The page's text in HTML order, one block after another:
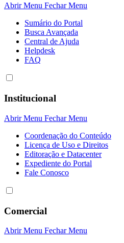
Abrir Menu Fechar Menu
Sumário do Portal
Busca Avançada
Central de Ajuda
Helpdesk
FAQ
Institucional
Abrir Menu Fechar Menu
Coordenação do Conteúdo
Licença de Uso e Direitos
Editoração e Datacenter
Expediente do Portal
Fale Conosco
Comercial
Abrir Menu Fechar Menu